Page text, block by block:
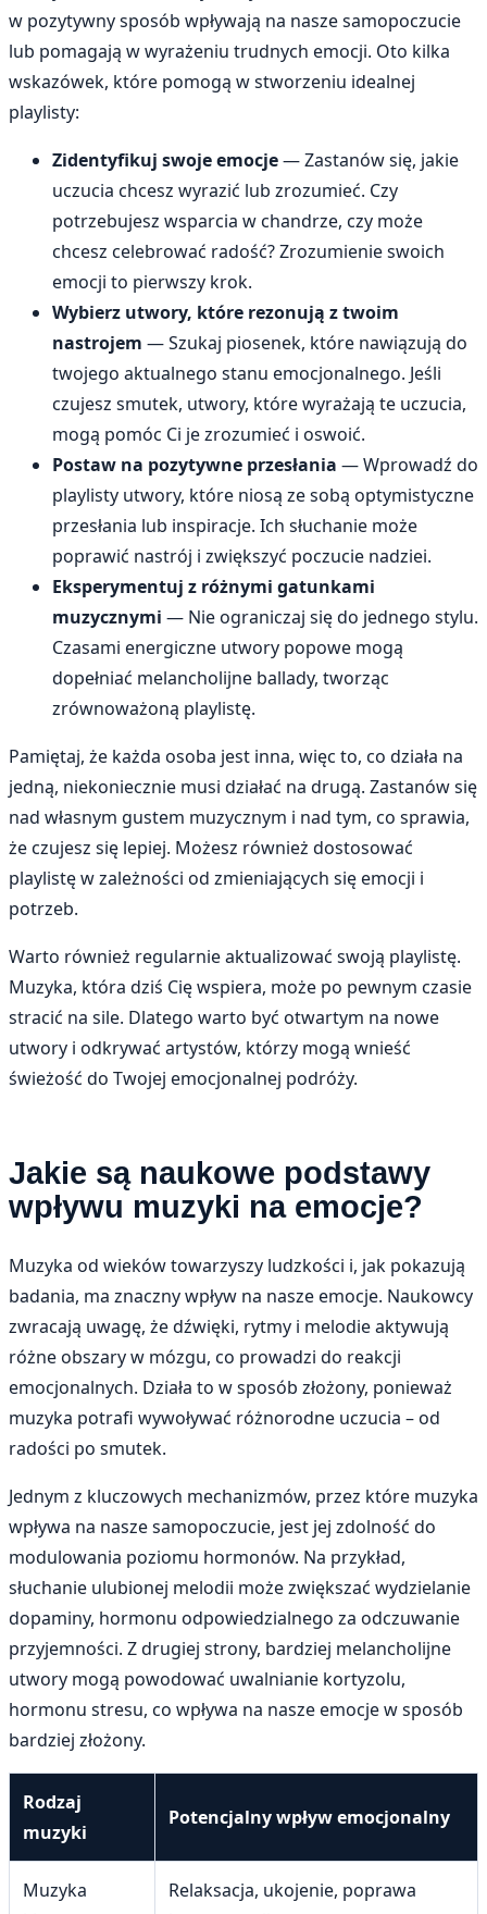
w pozytywny sposób wpływają na nasze samopoczucie
lub pomagają w wyrażeniu trudnych emocji. Oto kilka
wskazówek, które pomogą w stworzeniu idealnej
playlisty:
Zidentyfikuj swoje emocje— Zastanów się, jakie
uczucia chcesz wyrazić lub zrozumieć. Czy
potrzebujesz wsparcia w chandrze, czy może
chcesz celebrować radość? Zrozumienie swoich
emocji to pierwszy krok.
Wybierz utwory, które rezonują z twoim
nastrojem — Szukaj piosenek, które nawiązują do
twojego aktualnego stanu emocjonalnego. Jeśli
czujesz smutek, utwory, które wyrażają te uczucia,
mogą pomóc Ci je zrozumieć i oswoić.
Postaw na pozytywne przesłania — Wprowadź do
playlisty utwory, które niosą ze sobą optymistyczne
przesłania lub inspiracje. Ich słuchanie może
poprawić nastrój i zwiększyć poczucie nadziei.
Eksperymentuj z różnymi gatunkami
muzycznymi — Nie ograniczaj się do jednego stylu.
Czasami energiczne utwory popowe mogą
dopełniać melancholijne ballady, tworząc
zrównoważoną playlistę.
Pamiętaj, że każda osoba jest inna, więc to, co działa na
jedną, niekoniecznie musi działać na drugą. Zastanów się
nad własnym gustem muzycznym i nad tym, co sprawia,
że czujesz się lepiej. Możesz również dostosować
playlistę w zależności od zmieniających się emocji i
potrzeb.
Warto również regularnie aktualizować swoją playlistę.
Muzyka, która dziś Cię wspiera, może po pewnym czasie
stracić na sile. Dlatego warto być otwartym na nowe
utwory i odkrywać artystów, którzy mogą wnieść
świeżość do Twojej emocjonalnej podróży.
Jakie są naukowe podstawy
wpływu muzyki na emocje?
Muzyka od wieków towarzyszy ludzkości i, jak pokazują
badania, ma znaczny wpływ na nasze emocje. Naukowcy
zwracają uwagę, że dźwięki, rytmy i melodie aktywują
różne obszary w mózgu, co prowadzi do reakcji
emocjonalnych. Działa to w sposób złożony, ponieważ
muzyka potrafi wywoływać różnorodne uczucia – od
radości po smutek.
Jednym z kluczowych mechanizmów, przez które muzyka
wpływa na nasze samopoczucie, jest jej zdolność do
modulowania poziomu hormonów. Na przykład,
słuchanie ulubionej melodii może zwiększać wydzielanie
dopaminy, hormonu odpowiedzialnego za odczuwanie
przyjemności. Z drugiej strony, bardziej melancholijne
utwory mogą powodować uwalnianie kortyzolu,
hormonu stresu, co wpływa na nasze emocje w sposób
bardziej złożony.
Rodzaj
muzyki
Potencjalny wpływ emocjonalny
Muzyka
Relaksacja, ukojenie, poprawa